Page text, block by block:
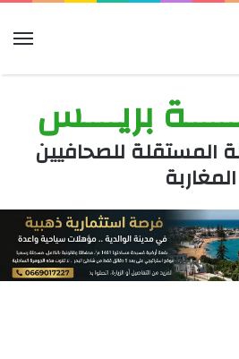
بريــــس
المستقلة للصحافيين
المغاربة